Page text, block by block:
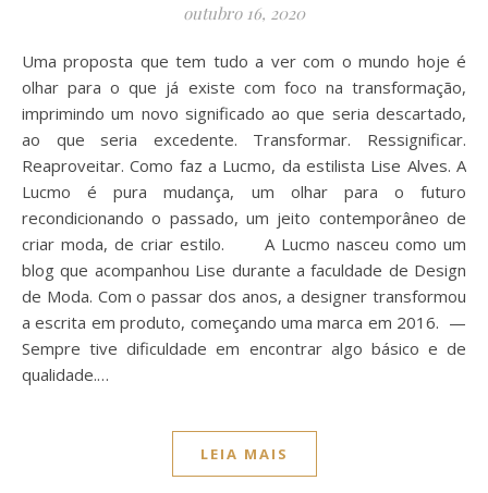
outubro 16, 2020
Uma proposta que tem tudo a ver com o mundo hoje é
olhar para o que já existe com foco na transformação,
imprimindo um novo significado ao que seria descartado,
ao que seria excedente. Transformar. Ressignificar.
Reaproveitar. Como faz a Lucmo, da estilista Lise Alves. A
Lucmo é pura mudança, um olhar para o futuro
recondicionando o passado, um jeito contemporâneo de
criar moda, de criar estilo. A Lucmo nasceu como um
blog que acompanhou Lise durante a faculdade de Design
de Moda. Com o passar dos anos, a designer transformou
a escrita em produto, começando uma marca em 2016. —
Sempre tive dificuldade em encontrar algo básico e de
qualidade.…
LEIA MAIS